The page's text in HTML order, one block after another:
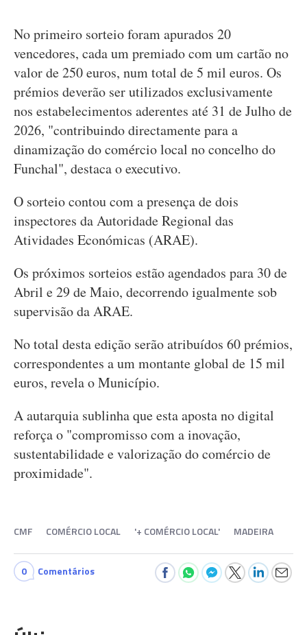
No primeiro sorteio foram apurados 20
vencedores, cada um premiado com um cartão no
valor de 250 euros, num total de 5 mil euros. Os
prémios deverão ser utilizados exclusivamente
nos estabelecimentos aderentes até 31 de Julho de
2026, "contribuindo directamente para a
dinamização do comércio local no concelho do
Funchal", destaca o executivo.
O sorteio contou com a presença de dois
inspectores da Autoridade Regional das
Atividades Económicas (ARAE).
Os próximos sorteios estão agendados para 30 de
Abril e 29 de Maio, decorrendo igualmente sob
supervisão da ARAE.
No total desta edição serão atribuídos 60 prémios,
correspondentes a um montante global de 15 mil
euros, revela o Município.
A autarquia sublinha que esta aposta no digital
reforça o "compromisso com a inovação,
sustentabilidade e valorização do comércio de
proximidade".
CMF COMÉRCIO LOCAL '+ COMÉRCIO LOCAL' MADEIRA
0 Comentários